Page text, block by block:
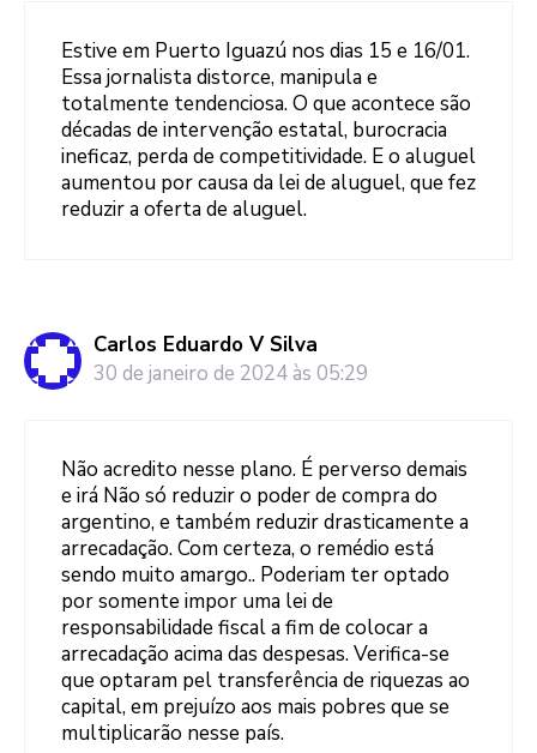
Estive em Puerto Iguazú nos dias 15 e 16/01.
Essa jornalista distorce, manipula e
totalmente tendenciosa. O que acontece são
décadas de intervenção estatal, burocracia
ineficaz, perda de competitividade. E o aluguel
aumentou por causa da lei de aluguel, que fez
reduzir a oferta de aluguel.
Carlos Eduardo V Silva
30 de janeiro de 2024 às 05:29
Não acredito nesse plano. É perverso demais
e irá Não só reduzir o poder de compra do
argentino, e também reduzir drasticamente a
arrecadação. Com certeza, o remédio está
sendo muito amargo.. Poderiam ter optado
por somente impor uma lei de
responsabilidade fiscal a fim de colocar a
arrecadação acima das despesas. Verifica-se
que optaram pel transferência de riquezas ao
capital, em prejuízo aos mais pobres que se
multiplicarão nesse país.